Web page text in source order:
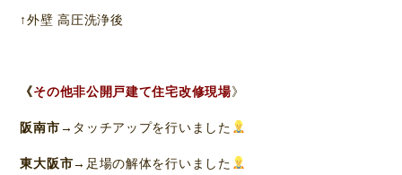
↑外壁 高圧洗浄後
《その他非公開戸建て住宅改修現場》
阪南市→タッチアップを行いました
東大阪市→足場の解体を行いました